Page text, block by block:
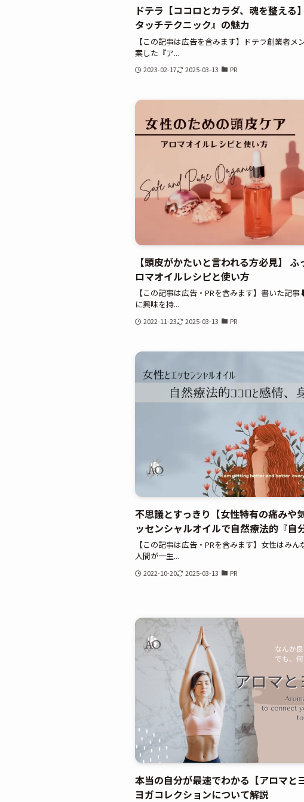
ドテラ【ココロとカラダ、魂を整える
タッチテクニック』の魅力
【この記事は広告を含みます】ドテラ創業者メ
案した『ア...
2023-02-17 2025-03-13 PR
【頭皮がかたいと言われる方必見】
ロマオイルレシピと使い方
【この記事は広告・PRを含みます】書いた記
に興味を持...
2022-11-23 2025-03-13 PR
不思議とすっきり【女性特有の痛みや
ッセンシャルオイルで自然療法的『自
【この記事は広告・PRを含みます】女性はみん
人間が一生...
2022-10-20 2025-03-13 PR
本当の自分が最速でわかる【アロマと
ヨガコレクションについて解説